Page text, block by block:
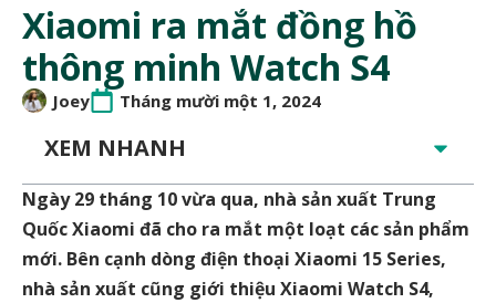
Xiaomi ra mắt đồng hồ
thông minh Watch S4
Joey Tháng mười một 1, 2024
XEM NHANH
Ngày 29 tháng 10 vừa qua, nhà sản xuất Trung
QuốcXiaomi đã cho ra mắt một loạt các sản phẩm
mới. Bên cạnh dòng điện thoại Xiaomi 15 Series,
nhà sản xuất cũng giới thiệu Xiaomi Watch S4,